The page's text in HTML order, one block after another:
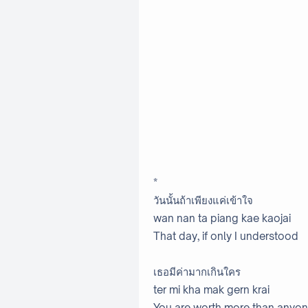
*
วันนั้นถ้าเพียงแค่เข้าใจ
wan nan ta piang kae kaojai
That day, if only I understood
เธอมีค่ามากเกินใคร
ter mi kha mak gern krai